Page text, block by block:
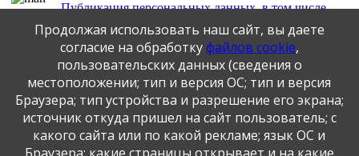
Публикация персональных данных, в том числе
фотографий, производится в соответствии с
Федеральным законом от 27.07.2006 г. № 152-ФЗ " О
персональных данных", с согласия субъекта персональных
Официальный интернет-портал
государственных услуг
Продолжая использовать наш сайт, вы даете
согласие на обработкуфайлов cookie,
пользовательских данных (сведения о
местоположении; тип и версия ОС; тип и версия
Браузера; тип устройства и разрешение его экрана;
источник откуда пришел на сайт пользователь; с
какого сайта или по какой рекламе; язык ОС и